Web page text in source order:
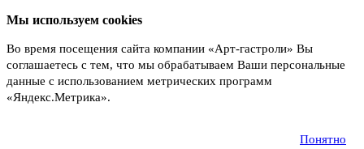
Мы используем cookies
Во время посещения сайта компании «Арт-гастроли» Вы
соглашаетесь с тем, что мы обрабатываем Ваши персональные
данные с использованием метрических программ
«Яндекс.Метрика».
Понятно